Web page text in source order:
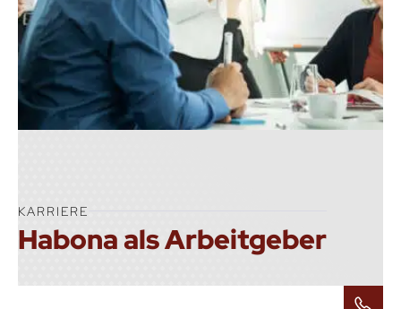
KAR­RIE­RE
Hab­o­na als Arbeit­ge­ber